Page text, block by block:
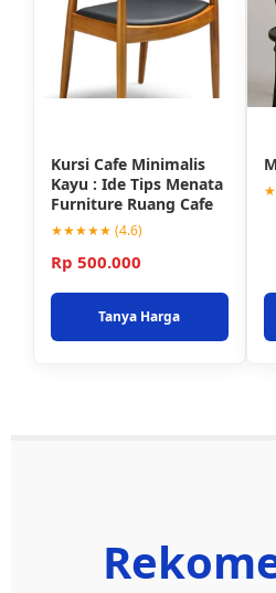
Kursi Cafe Minimalis
Kayu : Ide Tips Menata
Furniture Ruang Cafe
★★★★★ (4.6)
Rp 500.000
Tanya Harga